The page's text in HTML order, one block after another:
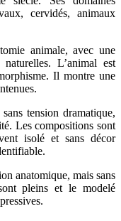
cervidés, animaux
animale, avec une
L’animal est
Il montre une
tension dramatique,
Les compositions sont
isolé et sans décor
anatomique, mais sans
pleins et le modelé